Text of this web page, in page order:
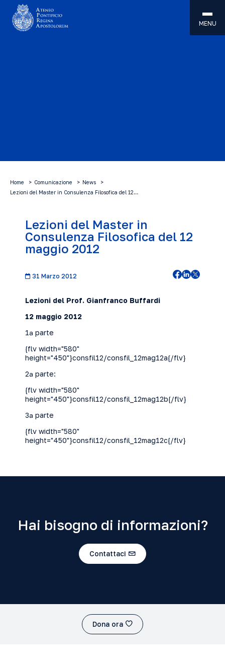
MENU
Home Comunicazione
News
Lezioni del Master in Consulenza Filosofica del 12…
Lezioni del Master in
Consulenza Filosofica del 12
maggio 2012
31 Marzo 2012
Lezioni del Prof. Gianfranco Buffardi
12 maggio 2012
1ª parte
{flv width="580"
height="450"}consfil12/consfil_12mag12a{/flv}
2ª parte:
{flv width="580"
height="450"}consfil12/consfil_12mag12b{/flv}
3ª parte
{flv width="580"
height="450"}consfil12/consfil_12mag12c{/flv}
Hai bisogno di informazioni?
Contattaci
Dona ora